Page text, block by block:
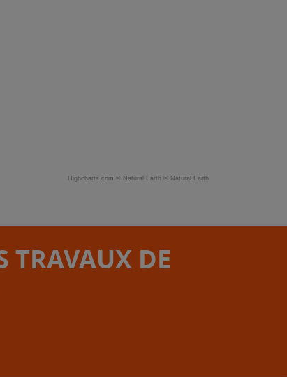
Highcharts.com © Natural Earth © Natural Earth
TRAVAUX DE